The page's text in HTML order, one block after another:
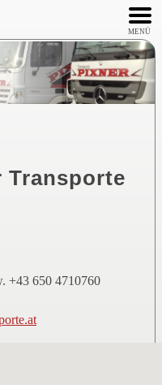
MENÜ
Transporte
+43 650 4710760